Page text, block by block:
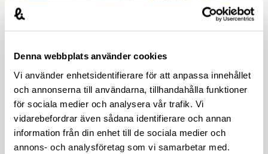
Denna webbplats använder cookies
Vi använder enhetsidentifierare för att anpassa innehållet
och annonserna till användarna, tillhandahålla funktioner
för sociala medier och analysera vår trafik. Vi
vidarebefordrar även sådana identifierare och annan
information från din enhet till de sociala medier och
annons- och analysföretag som vi samarbetar med.
Livsmedelsindustrin sätter nya mål för
bättre matvanor –
Livsmedelsföretagen
För att förstärka arbetet för goda matvanor har
fyra branschorganisationer och deras
medlemsföretag satt upp åtaganden och mål för